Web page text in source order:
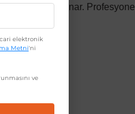
imkanı sunar. Profesyonel
elektronik
Metni'ni
ve